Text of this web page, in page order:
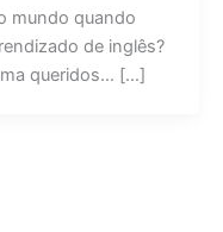
mundo quando
de inglês?
queridos… […]